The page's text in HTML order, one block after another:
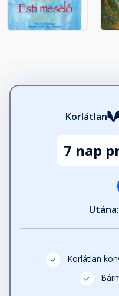
Döme és a kisautó
Fejezet hossza:
Ugrálóvár
Fejezet hossza:
Korlátlan
7 nap
Korlátlan